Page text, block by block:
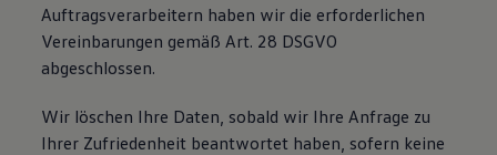
Auftragsverarbeitern haben wir die erforderlichen
Vereinbarungen gemäß Art. 28 DSGVO
abgeschlossen.
Wir löschen Ihre Daten, sobald wir Ihre Anfrage zu
Ihrer Zufriedenheit beantwortet haben, sofern keine